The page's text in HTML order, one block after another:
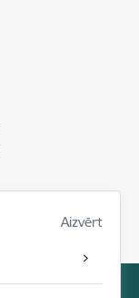
Aizvērt